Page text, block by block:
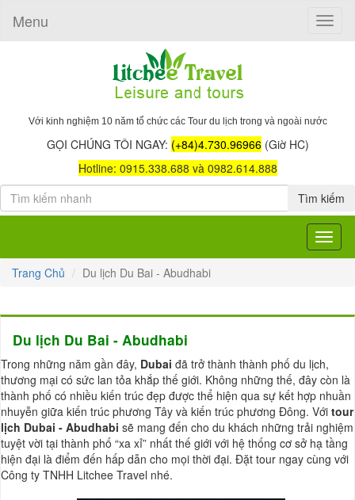
Toggle
Menu
Với kinh nghiệm 10 năm tổ chức các Tour du lịch trong và ngoài nước
GỌI CHÚNG TÔI NGAY: (+84)4.730.96966 (Giờ HC)
Hotline: 0915.338.688 và 0982.614.888
Tìm kiếm
Toggle
Trang Chủ Du lịch Du Bai - Abudhabi
Du lịch Du Bai - Abudhabi
Trong những năm gần đây, Dubai đã trở thành thành phố du lịch,
thương mại có sức lan tỏa khắp thế giới. Không những thế, đây còn là
thành phố có nhiều kiến trúc đẹp được thể hiện qua sự kết hợp nhuần
nhuyễn giữa kiến trúc phương Tây và kiến trúc phương Đông. Với tour
lịch Dubai - Abudhabi sẽ mang đến cho du khách những trải nghiệm
tuyệt vời tại thành phố “xa xỉ” nhất thế giới với hệ thống cơ sở hạ tầng
hiện đại là điểm đến hấp dẫn cho mọi thời đại. Đặt tour ngay cùng với
Công ty TNHH Litchee Travel nhé.